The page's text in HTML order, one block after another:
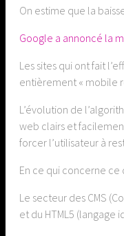
On estime que la
Google a annoncé la
Les sites qui ont fait
entièrement « mobile
L’évolution de
web clairs et
forcer l’utilisateur à
En ce qui concerne
Le secteur des CMS
et du HTML5 (langage